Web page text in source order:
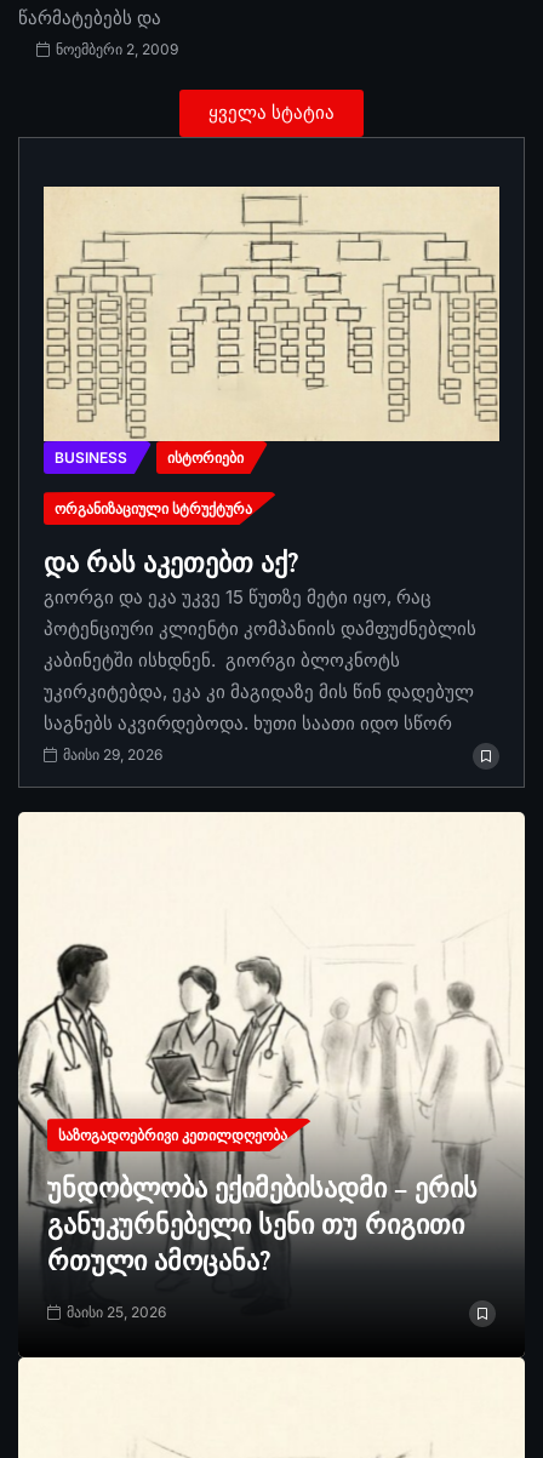
წარმატებებს და
ნოემბერი 2, 2009
ყველა სტატია
BUSINESS ᲘᲡᲢᲝᲠᲘᲔᲑᲘ
ᲝᲠᲒᲐᲜᲘᲖᲐᲪᲘᲣᲚᲘ ᲡᲢᲠᲣᲥᲢᲣᲠᲐ
და რას აკეთებთ აქ?
გიორგი და ეკა უკვე 15 წუთზე მეტი იყო, რაც
პოტენციური კლიენტი კომპანიის დამფუძნებლის
კაბინეტში ისხდნენ. გიორგი ბლოკნოტს
უკირკიტებდა, ეკა კი მაგიდაზე მის წინ დადებულ
საგნებს აკვირდებოდა. ხუთი საათი იდო სწორ
მაისი 29, 2026
ᲡᲐᲖᲝᲒᲐᲓᲝᲔᲑᲠᲘᲕᲘ ᲙᲔᲗᲘᲚᲓᲦᲔᲝᲑᲐ
უნდობლობა ექიმებისადმი – ერის
განუკურნებელი სენი თუ რიგითი
რთული ამოცანა?
მაისი 25, 2026